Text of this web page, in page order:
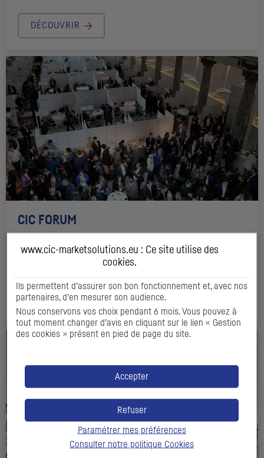
DÉCOUVRIR
CIC FORUM
07/01/2026
Grand succès de l’édition 2025
DÉCOUVRIR
www.cic-marketsolutions.eu : Ce site utilise des
cookies.
Ils permettent d’assurer son bon fonctionnement et, avec nos
partenaires, d’en mesurer son audience.
Nous conservons vos choix pendant 6 mois. Vous pouvez à
tout moment changer d’avis en cliquant sur le lien « Gestion
des cookies » présent en pied de page du site.
Accepter
Refuser
Paramétrer mes préférences
Consulter notre politique Cookies